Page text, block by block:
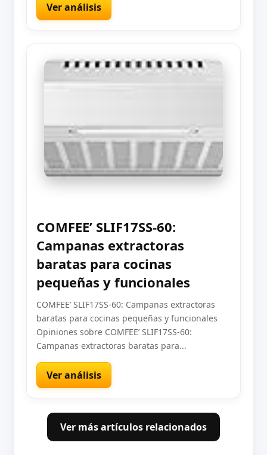
Ver análisis
COMFEE’ SLIF17SS-60:
Campanas extractoras
baratas para cocinas
pequeñas y funcionales
COMFEE’ SLIF17SS-60: Campanas extractoras
baratas para cocinas pequeñas y funcionales
Opiniones sobre COMFEE’ SLIF17SS-60:
Campanas extractoras baratas para...
Ver análisis
Ver más artículos relacionados